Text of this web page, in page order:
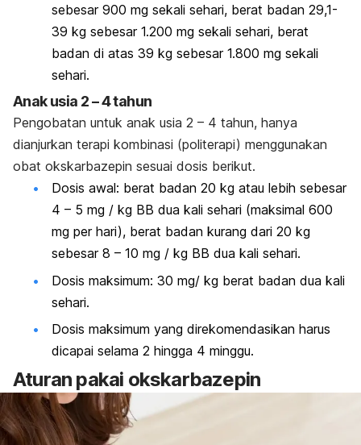
sebesar 900 mg sekali sehari, berat badan 29,1-
39 kg sebesar 1.200 mg sekali sehari, berat
badan di atas 39 kg sebesar 1.800 mg sekali
sehari.
Anak usia 2 – 4 tahun
Pengobatan untuk anak usia 2 – 4 tahun, hanya
dianjurkan terapi kombinasi (politerapi) menggunakan
obat okskarbazepin sesuai dosis berikut.
Dosis awal: berat badan 20 kg atau lebih sebesar
4 – 5 mg / kg BB dua kali sehari (maksimal 600
mg per hari), berat badan kurang dari 20 kg
sebesar 8 – 10 mg / kg BB dua kali sehari.
Dosis maksimum: 30 mg/ kg berat badan dua kali
sehari.
Dosis maksimum yang direkomendasikan harus
dicapai selama 2 hingga 4 minggu.
Aturan pakai okskarbazepin